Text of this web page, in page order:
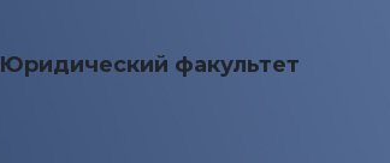
Юридический факультет